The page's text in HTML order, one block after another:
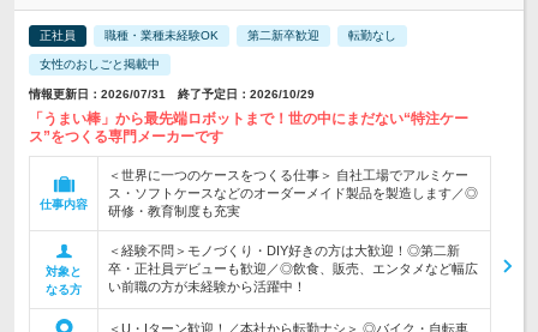
正社員 職種・業種未経験OK 第二新卒歓迎 転勤なし
女性のおしごと掲載中
情報更新日：2026/07/31 終了予定日：2026/10/29
「うまい棒」から最先端ロボットまで！世の中にまだない“特注ケー
ス”をつくる専門メーカーです
仕事内容
＜世界に一つのケースをつくる仕事＞ 自社工場でアルミケー
ス・ソフトケースなどのオーダーメイド製品を製造します／◎
研修・教育制度も充実
対象と
なる方
＜経験不問＞モノづくり・DIY好きの方は大歓迎！◎第二新
卒・正社員デビューも歓迎／◎飲食、販売、エンタメなど幅広
い前職の方が未経験から活躍中！
＜U・Iターン歓迎！／本社から転勤ナシ＞ ◎バイク・自転車